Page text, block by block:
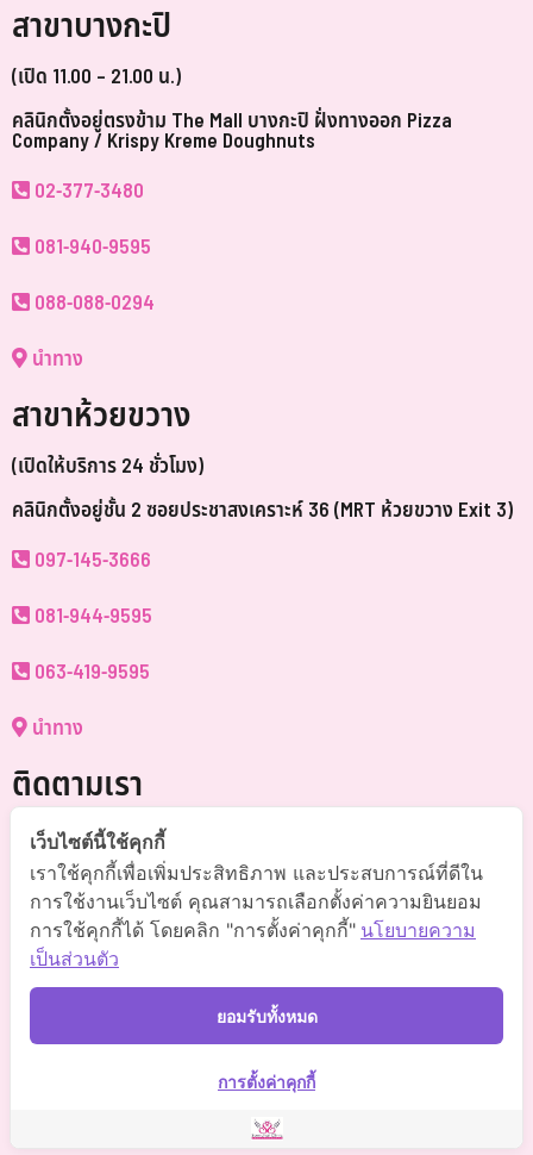
สาขาบางกะปิ
(เปิด 11.00 – 21.00 น.)
คลินิกตั้งอยู่ตรงข้าม The Mall บางกะปิ ฝั่งทางออก Pizza
Company / Krispy Kreme Doughnuts
02-377-3480
081-940-9595
088-088-0294
นำทาง
สาขาห้วยขวาง
(เปิดให้บริการ 24 ชั่วโมง)
คลินิกตั้งอยู่ชั้น 2 ซอยประชาสงเคราะห์ 36 (MRT ห้วยขวาง Exit 3)
097-145-3666
081-944-9595
063-419-9595
นำทาง
ติดตามเรา
@somchai-clinic (มี@)
Somchaiclinic คลินิกแพทย์สมชาย
Somchaiclinic
2021 Somchai Clinic. All Rights Reserved. Powered by
เว็บไซต์นี้ใช้คุกกี้
เราใช้คุกกี้เพื่อเพิ่มประสิทธิภาพ และประสบการณ์ที่ดีใน
การใช้งานเว็บไซต์ คุณสามารถเลือกตั้งค่าความยินยอม
การใช้คุกกี้ได้ โดยคลิก "การตั้งค่าคุกกี้" นโยบายความ
เป็นส่วนตัว
ยอมรับทั้งหมด
การตั้งค่าคุกกี้